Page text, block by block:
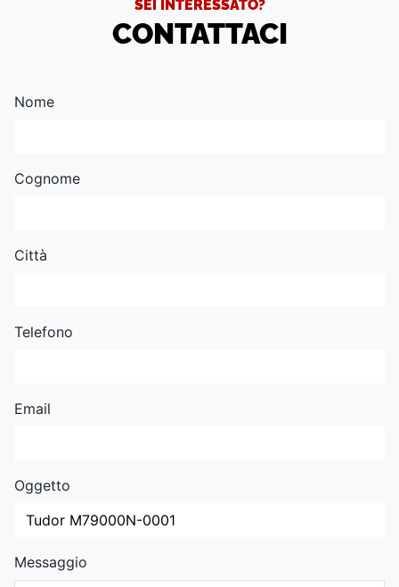
CONTATTACI
Nome
Cognome
Città
Telefono
Email
Oggetto
Messaggio